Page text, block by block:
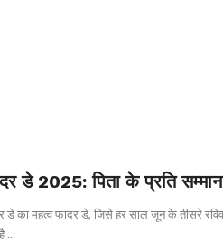
डे 2025: पिता के प्रति
डे का महत्व फादर डे, जिसे हर साल जून के तीसरे
...